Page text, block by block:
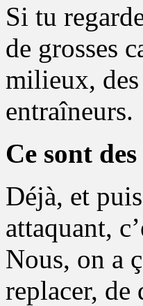
Si tu
de grosses
milieux,
entraîneurs.
Ce sont
Déjà, et
attaquant,
Nous, on a
replacer,